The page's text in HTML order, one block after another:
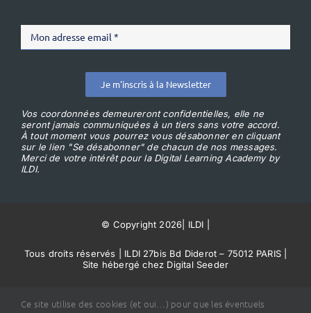
Je m'inscris à la Newsletter
Vos coordonnées demeureront confidentielles, elle ne
seront jamais communiquées à un tiers sans votre accord.
À tout moment vous pourrez vous désabonner en cliquant
sur le lien "Se désabonner" de chacun de nos messages.
Merci de votre intérêt pour la Digital Learning Academy by
ILDI.
© Copyright 2026 ILDI
Tous droits réservés | ILDI 27bis Bd Diderot – 75012 PARIS |
Site hébergé chez Digital Seeder
Ce site utilise des cookies (et oui…) pour que les éventuels